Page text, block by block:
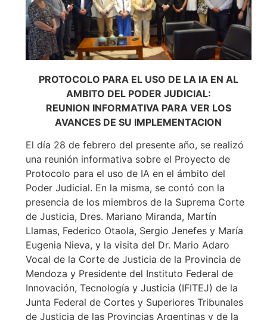
PROTOCOLO PARA EL USO DE LA IA EN AL
AMBITO DEL PODER JUDICIAL:
REUNION INFORMATIVA PARA VER LOS
AVANCES DE SU IMPLEMENTACION
El día 28 de febrero del presente año, se realizó
una reunión informativa sobre el Proyecto de
Protocolo para el uso de IA en el ámbito del
Poder Judicial. En la misma, se contó con la
presencia de los miembros de la Suprema Corte
de Justicia, Dres. Mariano Miranda, Martín
Llamas, Federico Otaola, Sergio Jenefes y María
Eugenia Nieva, y la visita del Dr. Mario Adaro
Vocal de la Corte de Justicia de la Provincia de
Mendoza y Presidente del Instituto Federal de
Innovación, Tecnología y Justicia (IFITEJ) de la
Junta Federal de Cortes y Superiores Tribunales
de Justicia de las Provincias Argentinas y de la